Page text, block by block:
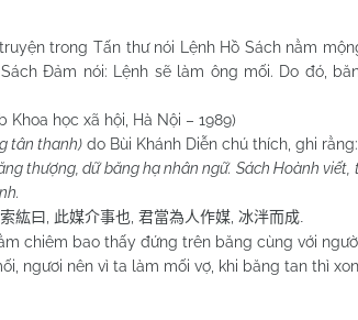
trong Tấn thư nói Lệnh Hồ Sách nằm
Đảm nói: Lệnh sẽ làm ông mối. Do đó,
Khoa học xã hội, Hà Nội – 1989)
tân thanh) do Bùi Khánh Diễn chú thích, ghi rằng:
thượng, dữ băng hạ nhân ngữ. Sách Hoành viết,
索紘曰 此媒介事也 君當為人作媒 冰泮而成.
bao thấy đứng trên băng cùng với
ngươi nên vì ta làm mối vợ, khi băng tan thì